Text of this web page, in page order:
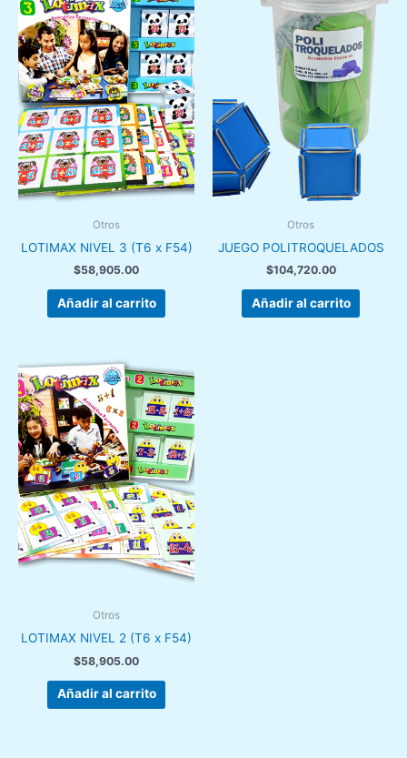
Otros
LOTIMAX NIVEL 3 (T6 x F54)
$58,905.00
Añadir al carrito
Otros
JUEGO POLITROQUELADOS
$104,720.00
Añadir al carrito
Otros
LOTIMAX NIVEL 2 (T6 x F54)
$58,905.00
Añadir al carrito